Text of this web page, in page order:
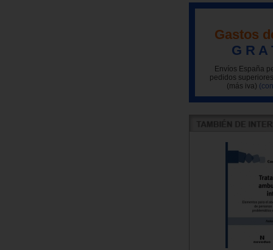
Gastos
G R A
Envíos España
pedidos
(más iva)